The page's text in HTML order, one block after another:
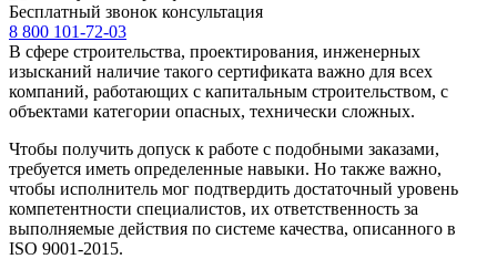
Бесплатный звонок консультация
8 800 101-72-03
В сфере строительства, проектирования, инженерных
изысканий наличие такого сертификата важно для всех
компаний, работающих с капитальным строительством, с
объектами категории опасных, технически сложных.
Чтобы получить допуск к работе с подобными заказами,
требуется иметь определенные навыки. Но также важно,
чтобы исполнитель мог подтвердить достаточный уровень
компетентности специалистов, их ответственность за
выполняемые действия по системе качества, описанного в
ISO 9001-2015.